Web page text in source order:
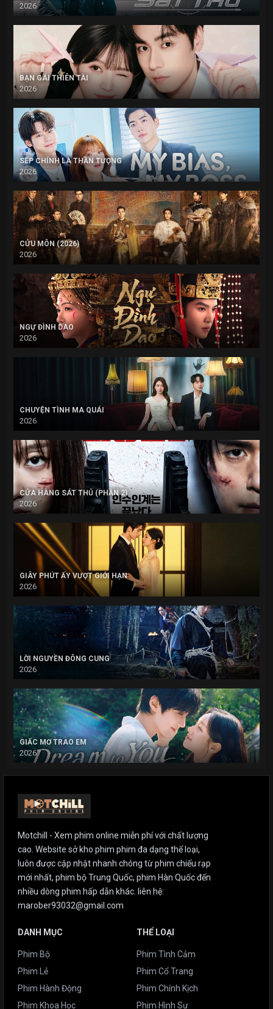
2026
BẠN GÁI THIÊN TÀI
2026
SẾP CHÍNH LÀ THẦN TƯỢNG
2026
CỬU MÔN (2026)
2026
NGỰ ĐÌNH DAO
2026
CHUYỆN TÌNH MA QUÁI
2026
CỬA HÀNG SÁT THỦ (PHẦN 2)
2026
GIÂY PHÚT ẤY VƯỢT GIỚI HẠN
2026
LỜI NGUYỀN ĐÔNG CUNG
2026
GIẤC MƠ TRAO EM
2026
Motchill - Xem phim online miễn phí với chất lượng
cao. Website sở kho phim phim đa dạng thể loại,
luôn được cập nhật nhanh chóng từ phim chiếu rạp
mới nhất, phim bộ Trung Quốc, phim Hàn Quốc đến
nhiều dòng phim hấp dẫn khác. liên hệ:
marober93032@gmail.com
DANH MỤC
Phim Bộ
Phim Lẻ
Phim Hành Động
Phim Khoa Học
THỂ LOẠI
Phim Tình Cảm
Phim Cổ Trang
Phim Chính Kịch
Phim Hình Sự